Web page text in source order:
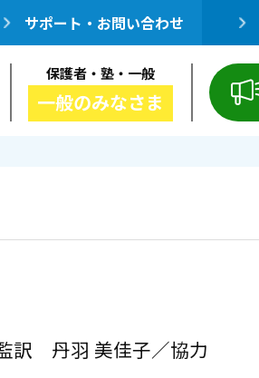
サポート・お問い合わせ
保護者・塾・一般
一般のみなさま
訳 丹羽 美佳子／協力